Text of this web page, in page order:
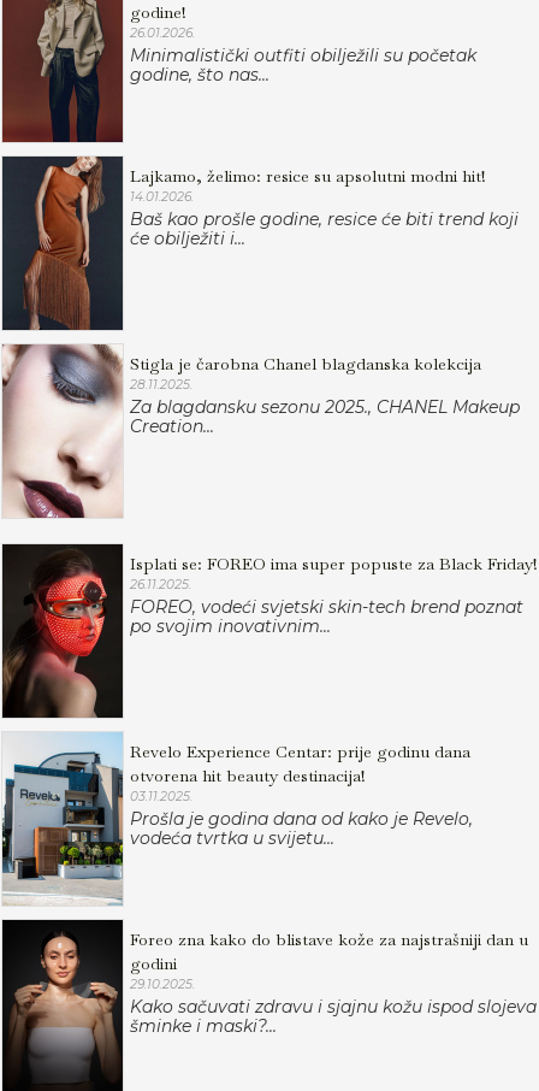
godine!
26.01.2026.
Minimalistički outfiti obilježili su početak
godine, što nas...
Lajkamo, želimo: resice su apsolutni modni hit!
14.01.2026.
Baš kao prošle godine, resice će biti trend koji
će obilježiti i...
Stigla je čarobna Chanel blagdanska kolekcija
28.11.2025.
Za blagdansku sezonu 2025., CHANEL Makeup
Creation...
Isplati se: FOREO ima super popuste za Black Friday!
26.11.2025.
FOREO, vodeći svjetski skin-tech brend poznat
po svojim inovativnim...
Revelo Experience Centar: prije godinu dana
otvorena hit beauty destinacija!
03.11.2025.
Prošla je godina dana od kako je Revelo,
vodeća tvrtka u svijetu...
Foreo zna kako do blistave kože za najstrašniji dan u
godini
29.10.2025.
Kako sačuvati zdravu i sjajnu kožu ispod slojeva
šminke i maski?...